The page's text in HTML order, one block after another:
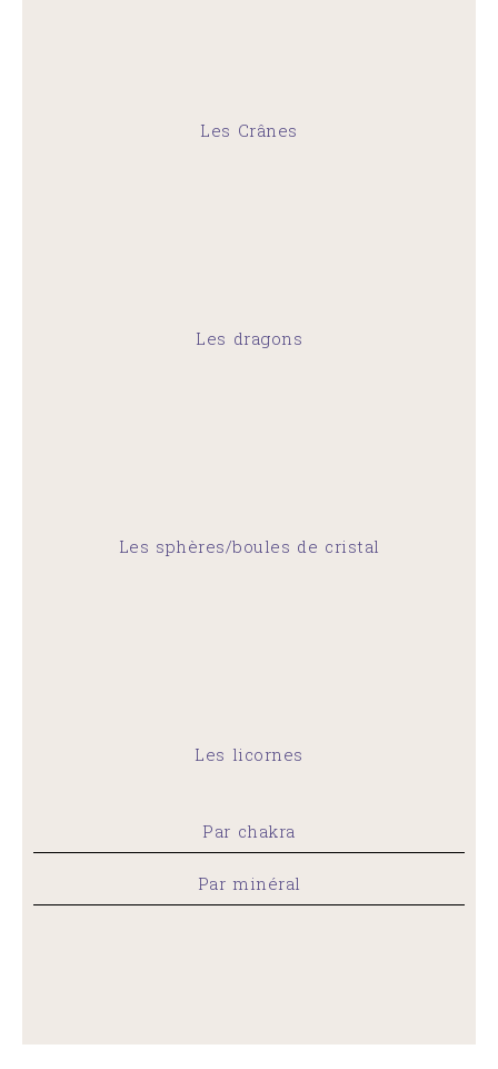
Les Crânes
Les dragons
Les sphères/boules de cristal
Les licornes
Par chakra
Par minéral